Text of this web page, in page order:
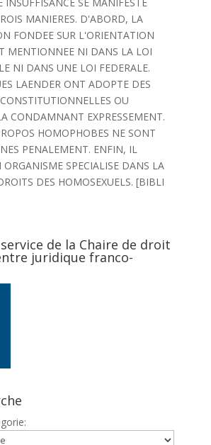
MANIERES. D'ABORD, LA
FONDEE SUR L'ORIENTATION
MENTIONNEE NI DANS LA LOI
NI DANS UNE LOI FEDERALE.
LAENDER ONT ADOPTE DES
OU
CONDAMNANT EXPRESSEMENT.
HOMOPHOBES NE SONT
PENALEMENT. ENFIN, IL
ORGANISME SPECIALISE DANS LA
DES HOMOSEXUELS. [BIBLI
de la Chaire de droit
juridique franco-